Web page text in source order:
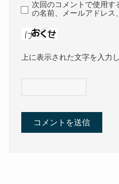
次回のコメントで使用す
の名前、メールアドレス
上に表示された文字を入力